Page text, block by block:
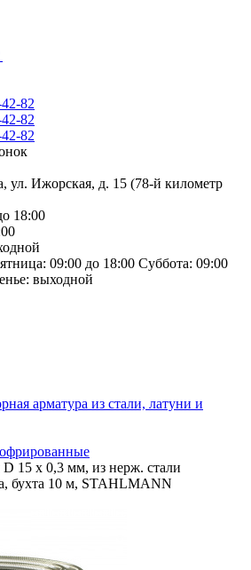
82
82
82
ул. Ижорская, д. 15 (78-й километр
18:00
09:00 до 18:00 Суббота: 09:00
выходной
арматура из стали, латуни и
15 х 0,3 мм, из нерж. стали
бухта 10 м, STAHLMANN